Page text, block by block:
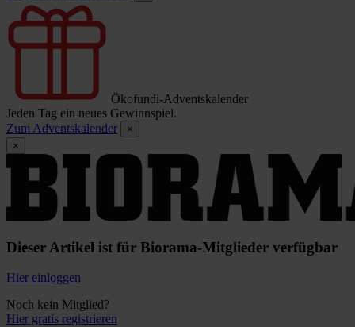
Ökofundi-Adventskalender
Jeden Tag ein neues Gewinnspiel.
Zum Adventskalender
×
×
Dieser Artikel ist für Biorama-Mitglieder verfügbar
Hier einloggen
Noch kein Mitglied?
Hier gratis registrieren